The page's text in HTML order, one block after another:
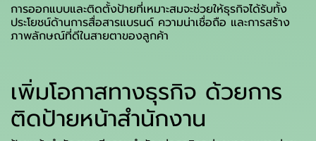
การออกแบบและติดตั้งป้ายที่เหมาะสมจะช่วยให้ธุรกิจได้รับทั้ง
ประโยชน์ด้านการสื่อสารแบรนด์ ความน่าเชื่อถือ และการสร้าง
ภาพลักษณ์ที่ดีในสายตาของลูกค้า
เพิ่มโอกาสทางธุรกิจ ด้วยการ
ติดป้ายหน้าสำนักงาน